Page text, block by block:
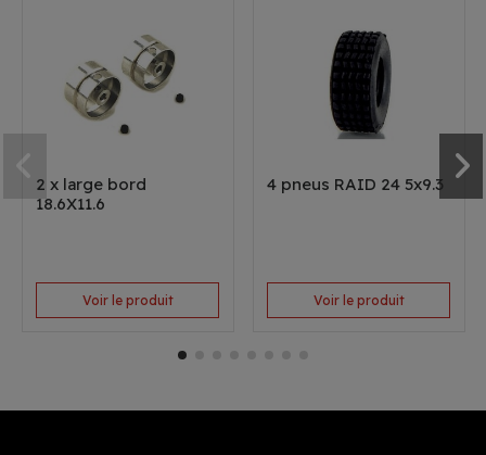
2 x large bord
18.6X11.6
Voir le produit
4 pneus RAID 24 5x9.3
Voir le produit